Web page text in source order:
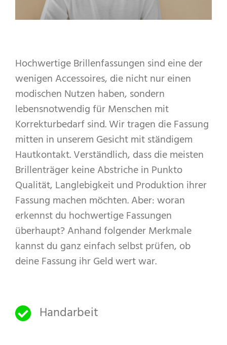
Hochwertige Brillenfassungen sind eine der
wenigen Accessoires, die nicht nur einen
modischen Nutzen haben, sondern
lebensnotwendig für Menschen mit
Korrekturbedarf sind. Wir tragen die Fassung
mitten in unserem Gesicht mit ständigem
Hautkontakt. Verständlich, dass die meisten
Brillenträger keine Abstriche in Punkto
Qualität, Langlebigkeit und Produktion ihrer
Fassung machen möchten. Aber: woran
erkennst du hochwertige Fassungen
überhaupt? Anhand folgender Merkmale
kannst du ganz einfach selbst prüfen, ob
deine Fassung ihr Geld wert war.
Handarbeit